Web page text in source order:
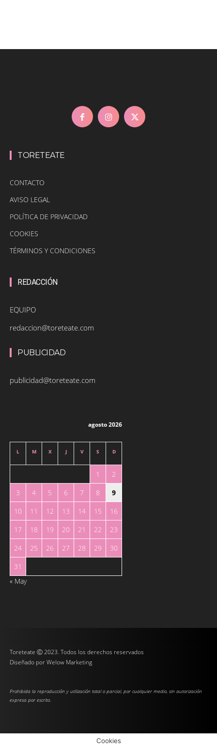
TORETEATE
CONTACTO
AVISO LEGAL
POLÍTICA DE PRIVACIDAD
COOKIES
TÉRMINOS Y CONDICIONES
REDACCIÓN
EQUIPO
redaccion@toreteate.com
PUBLICIDAD
publicidad@toreteate.com
agosto 2026
L M X J V S D
1
2
3
4 5 6 7 8
9
10
11 12 13 14 15
16
17
18 19 20 21 22
23
24
25 26 27 28 29
30
31
« May
Toreteate Ⓒ 2023. Todos los derechos reservados
Diseñado porWelow Marketing
Prohibida la reproducción y utilización total o parcial, por cualquier medio, sin autorización
expresa por escrito.
Cookies